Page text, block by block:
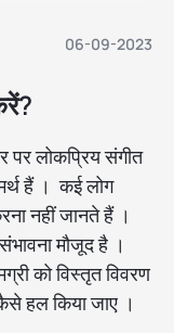
06-09-2023
पर लोकप्रिय संगीत
हैं । कई लोग
नहीं जानते हैं ।
मौजूद है ।
को विस्तृत विवरण
हल किया जाए ।